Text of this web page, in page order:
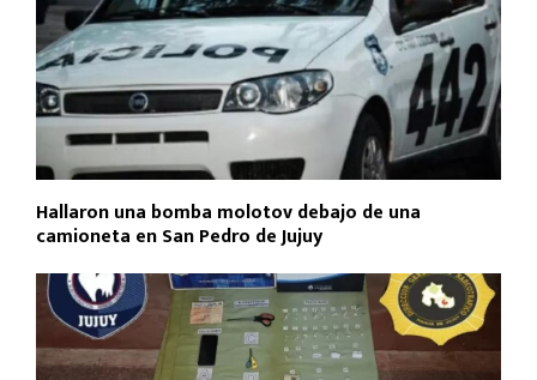
Hallaron una bomba molotov debajo de una
camioneta en San Pedro de Jujuy